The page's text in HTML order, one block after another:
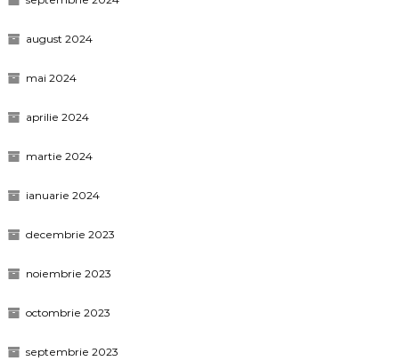
august 2024
mai 2024
aprilie 2024
martie 2024
ianuarie 2024
decembrie 2023
noiembrie 2023
octombrie 2023
septembrie 2023